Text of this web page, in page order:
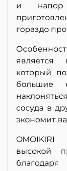
и напор
гораздо
является
который
большие
сосуда в
экономит
OMOIKIRI
высокой